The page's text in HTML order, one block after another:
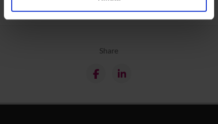
analizzare il nostro traffico. Condividiamo inoltre
pubblicità e social media, i quali potrebbero combinarle
raccolto dal tuo utilizzo dei loro servizi.
Share